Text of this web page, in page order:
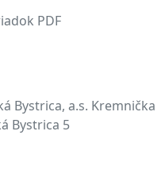
PDF
Bystrica, a.s. Kremnička
Bystrica 5